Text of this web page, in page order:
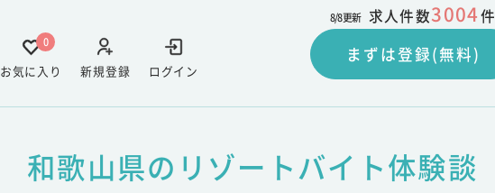
ログイン
新規登録
0
お気に入り
8/8更新 求人件数3004件
まずは登録(無料)
和歌山県のリゾートバイト体験談